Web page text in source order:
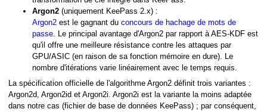
Argon2 (uniquement KeePass 2.x) :
Argon2 est le gagnant du concours de hachage de mots de
passe. Le principal avantage d'Argon2 par rapport à AES-KDF est
qu'il offre une meilleure résistance contre les attaques par
GPU/ASIC (en raison de sa fonction mémoire en dure). Le
nombre d'itérations varie linéairement avec le temps requis.
La spécification officielle de l'algorithme Argon2 définit trois variantes :
Argon2d, Argon2id et Argon2i. Argon2i est la variante la moins adaptée
dans notre cas (fichier de base de données KeePass) ; par conséquent,